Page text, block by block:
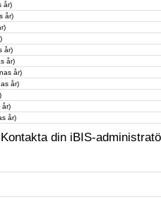
år)
år)
år)
år)
år)
år)
år)
år)
din iBIS-